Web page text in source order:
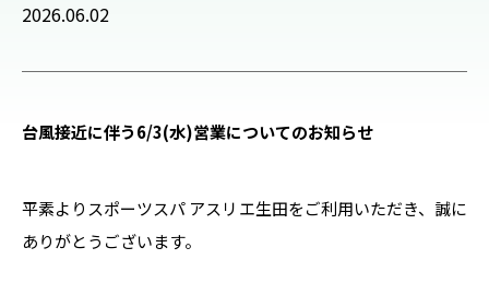
2026.06.02
台風接近に伴う6/3(水)営業についてのお知らせ
平素よりスポーツスパ アスリエ生田をご利用いただき、誠に
ありがとうございます。